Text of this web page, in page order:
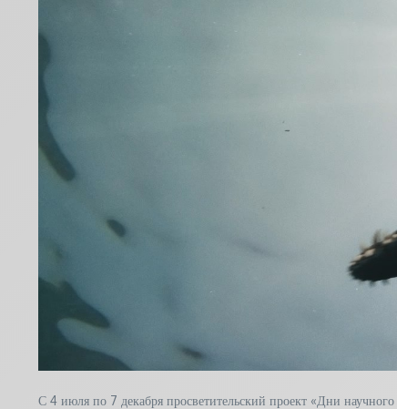
С 4 июля по 7 декабря просветительский проект «Дни